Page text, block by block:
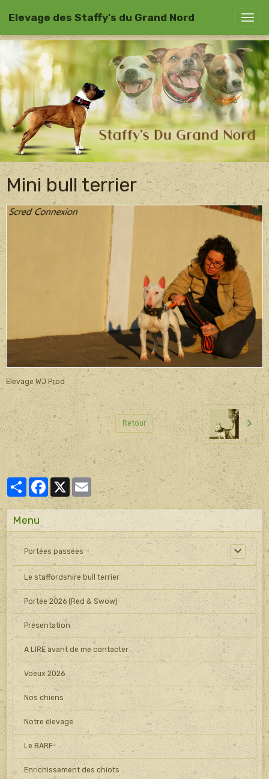
Elevage des Staffy's du Grand Nord
Mini bull terrier
Elevage WJ Prod
Retour
PartagerFacebook
X Email
Menu
Portées passées
Le staffordshire bull terrier
Portée 2026 (Red & Swow)
Présentation
A LIRE avant de me contacter
Voeux 2026
Nos chiens
Notre élevage
Le BARF
Enrichissement des chiots